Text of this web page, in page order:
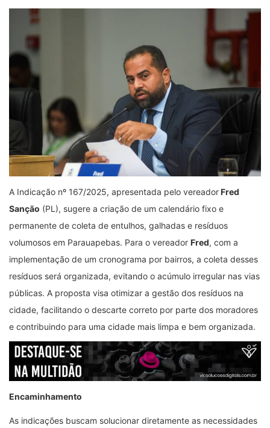
A Indicação nº 167/2025, apresentada pelo vereadorFred
Sanção (PL), sugere a criação de um calendário fixo e
permanente de coleta de entulhos, galhadas e resíduos
volumosos em Parauapebas. Para o vereador Fred, com a
implementação de um cronograma por bairros, a coleta desses
resíduos será organizada, evitando o acúmulo irregular nas vias
públicas. A proposta visa otimizar a gestão dos resíduos na
cidade, facilitando o descarte correto por parte dos moradores
e contribuindo para uma cidade mais limpa e bem organizada.
Encaminhamento
As indicações buscam solucionar diretamente as necessidades